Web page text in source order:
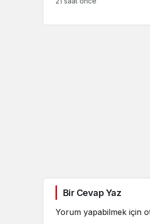
Bir Cevap Yaz
Yorum yapabilmek için